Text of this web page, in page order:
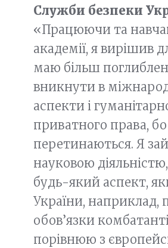
Служби безпеки
«Працюючи та
академії, я вирішив
маю більш
вникнути в
аспекти і
приватного права, бо
перетинаються. Я
науковою
будь-який аспект,
України, наприклад,
обов’язки
порівнюю з